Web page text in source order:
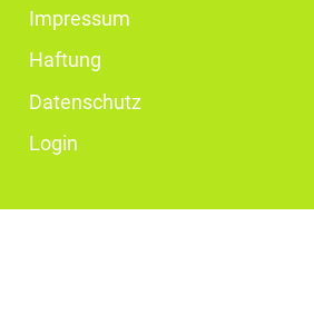
Impressum
Haftung
Datenschutz
Login